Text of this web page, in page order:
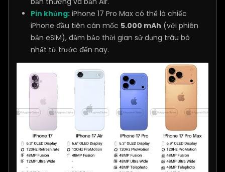
Pin khủng: iPhone 17 Pro Max có thể là chiếc
iPhone đầu tiên cán mốc 5.000 mAh (với phiên
bản eSIM), đảm bảo thời gian sử dụng trâu bò
nhất từ trước đến nay.